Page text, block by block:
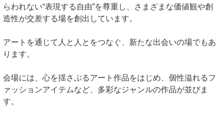
らわれない“表現する自由”を尊重し、さまざまな価値観や創
造性が交差する場を創出しています。
アートを通じて人と人とをつなぐ、新たな出会いの場でもあ
ります。
会場には、心を揺さぶるアート作品をはじめ、個性溢れるフ
ァッションアイテムなど、多彩なジャンルの作品が並びま
す。